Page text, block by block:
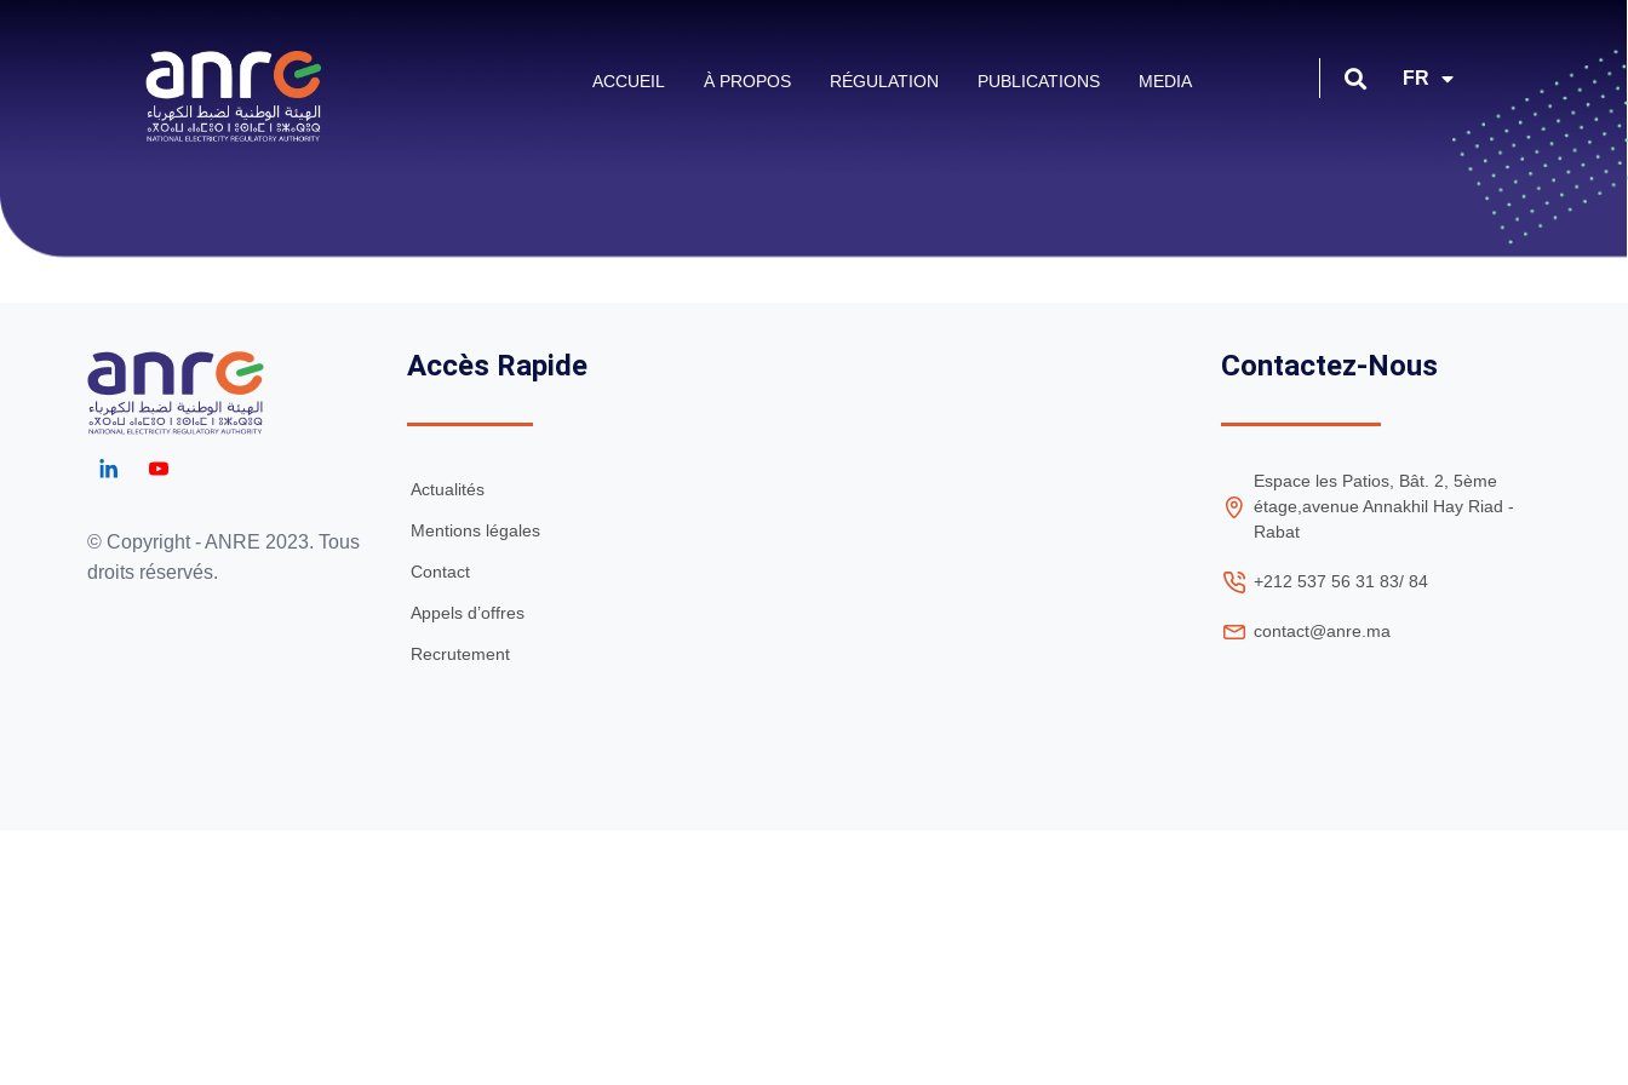
ACCUEIL À PROPOS RÉGULATION PUBLICATIONS MEDIA FR
AR
© Copyright - ANRE 2023. Tous
droits réservés.
Accès Rapide
Actualités
Mentions légales
Contact
Appels d’offres
Recrutement
Contactez-Nous
Espace les Patios, Bât. 2, 5ème
étage,avenue Annakhil Hay Riad -
Rabat
+212 537 56 31 83/ 84
contact@anre.ma